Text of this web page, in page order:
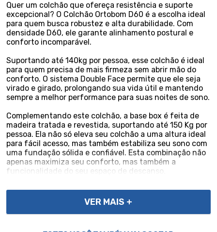
Quer um colchão que ofereça resistência e suporte
excepcional? O Colchão Ortobom D60 é a escolha ideal
para quem busca robustez e alta durabilidade. Com
densidade D60, ele garante alinhamento postural e
conforto incomparável.
Suportando até 140kg por pessoa, esse colchão é ideal
para quem precisa de mais firmeza sem abrir mão do
conforto. O sistema Double Face permite que ele seja
virado e girado, prolongando sua vida útil e mantendo
sempre a melhor performance para suas noites de sono.
Complementando este colchão, a base box é feita de
madeira tratada e revestida, suportando até 150 Kg por
pessoa. Ela não só eleva seu colchão a uma altura ideal
para fácil acesso, mas também estabiliza seu sono com
uma fundação sólida e confiável. Esta combinação não
apenas maximiza seu conforto, mas também a
funcionalidade do seu espaço de descanso.
Especificações Técnicas do Colchão:
- Tipo: Espuma D60;
VER MAIS +